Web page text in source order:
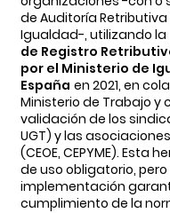
de Auditoría Retributiva
Igualdad-, utilizando la
de Registro
por el Ministerio de
España en 2021, en
Ministerio de Trabajo y
validación de los
UGT) y las
(CEOE, CEPYME). Esta
de uso obligatorio, pero
implementación
cumplimiento de la